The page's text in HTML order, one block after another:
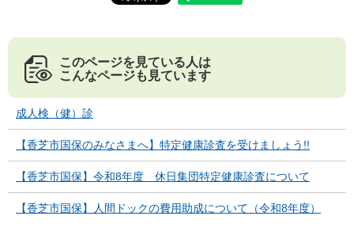
このページを見ている人は
こんなページも見ています
成人検（健）診
【香芝市国保のみなさまへ】特定健康診査を受けましょう!!
【香芝市国保】令和8年度 休日集団特定健康診査について
【香芝市国保】人間ドックの費用助成について（令和8年度）